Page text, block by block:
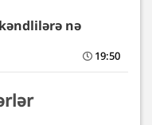
nə
19:50